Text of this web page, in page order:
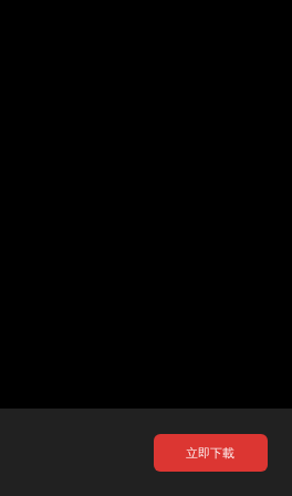
立即下載